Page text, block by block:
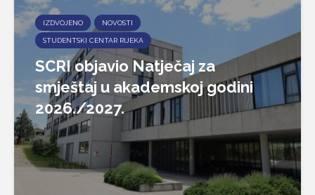
IZDVOJENO NOVOSTI
STUDENTSKI CENTAR RIJEKA
SCRI objavio Natječaj za
smještaj u akademskoj godini
2026./2027.